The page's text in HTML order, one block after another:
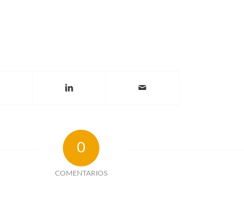
0
COMENTARIOS